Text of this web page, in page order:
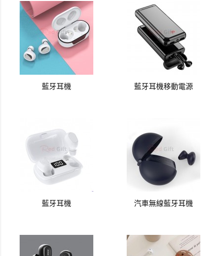
藍牙耳機 藍牙耳機移動電源
藍牙耳機 汽車無線藍牙耳機